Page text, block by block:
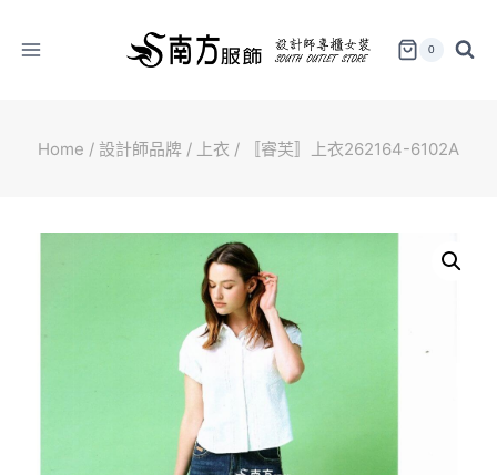
0
Home / 設計師品牌 / 上衣 / 〚睿芙〛上衣262164-6102A